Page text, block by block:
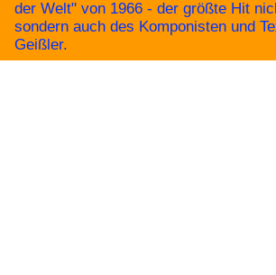
der Welt" von 1966 - der größte Hit
sondern auch des Komponisten und
Geißler.